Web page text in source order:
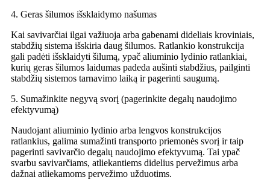
4. Geras šilumos išsklaidymo našumas
Kai savivarčiai ilgai važiuoja arba gabenami dideliais kroviniais,
stabdžių sistema išskiria daug šilumos. Ratlankio konstrukcija
gali padėti išsklaidyti šilumą, ypač aliuminio lydinio ratlankiai,
kurių geras šilumos laidumas padeda aušinti stabdžius, pailginti
stabdžių sistemos tarnavimo laiką ir pagerinti saugumą.
5. Sumažinkite negyvą svorį (pagerinkite degalų naudojimo
efektyvumą)
Naudojant aliuminio lydinio arba lengvos konstrukcijos
ratlankius, galima sumažinti transporto priemonės svorį ir taip
pagerinti savivarčio degalų naudojimo efektyvumą. Tai ypač
svarbu savivarčiams, atliekantiems didelius pervežimus arba
dažnai atliekamoms pervežimo užduotims.